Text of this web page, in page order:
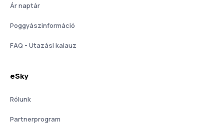
Ár naptár
Poggyászinformáció
FAQ - Utazási kalauz
eSky
Rólunk
Partnerprogram